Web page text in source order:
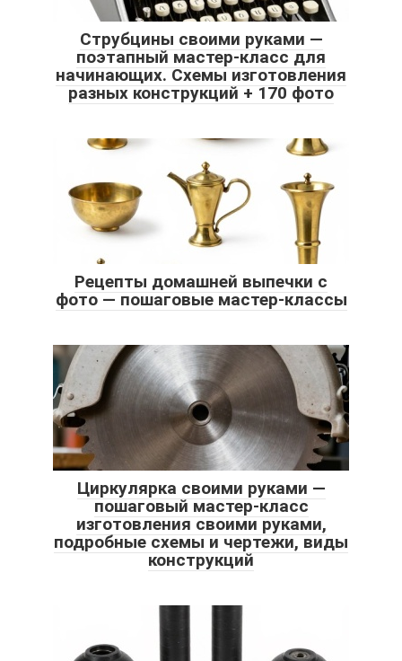
Струбцины своими руками —
поэтапный мастер-класс для
начинающих. Схемы изготовления
разных конструкций + 170 фото
Рецепты домашней выпечки с
фото — пошаговые мастер-классы
Циркулярка своими руками —
пошаговый мастер-класс
изготовления своими руками,
подробные схемы и чертежи, виды
конструкций